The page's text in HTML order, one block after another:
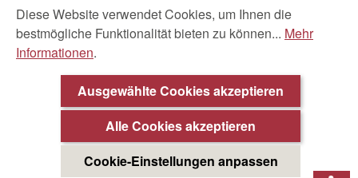
Karriere bei Möbel Berta
Bewerbungsformular
Diese Website verwendet Cookies, um Ihnen die
bestmögliche Funktionalität bieten zu können... Mehr
Informationen.
Ausgewählte Cookies akzeptieren
Alle Cookies akzeptieren
Cookie-Einstellungen anpassen
Beratungstermin ❯